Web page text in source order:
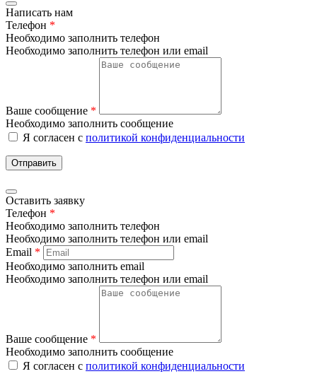
Написать нам
Телефон *
Необходимо заполнить телефон
Необходимо заполнить телефон или email
Ваше сообщение *
Необходимо заполнить сообщение
Я согласен с политикой конфиденциальности
Отправить
Оставить заявку
Телефон *
Необходимо заполнить телефон
Необходимо заполнить телефон или email
Email *
Необходимо заполнить email
Необходимо заполнить телефон или email
Ваше сообщение *
Необходимо заполнить сообщение
Я согласен с политикой конфиденциальности